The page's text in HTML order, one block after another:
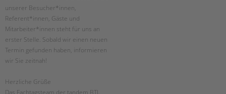
unserer Besucher*innen,
Referent*innen, Gäste und
Mitarbeiter*innen steht für uns an
erster Stelle. Sobald wir einen neuen
Termin gefunden haben, informieren
wir Sie zeitnah!
Herzliche Grüße